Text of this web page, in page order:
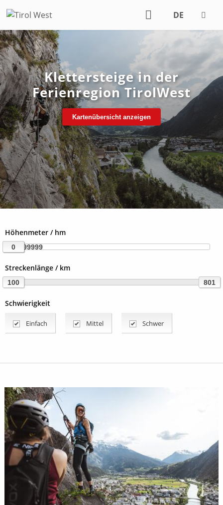
DE
Klettersteige in der
Ferienregion TirolWest
Kartenübersicht anzeigen
Höhenmeter / hm
9999999999
0
Streckenlänge / km
100 801
Schwierigkeit
Einfach Mittel Schwer